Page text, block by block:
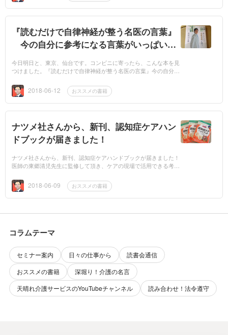
『読むだけで自律神経が整う名医の言葉』
今の自分に参考になる言葉がいっぱいで
今日明日と、東京、仙台です。コンビニに寄ったら、こんな本を見
つけました。『読むだけで自律神経が整う名医の言葉』今の自分に
(^^)
2018-06-12 おススメの書籍
ナツメ社さんから、新刊、認知症ケアハン
ドブックが届きました！
ナツメ社さんから、新刊、認知症ケアハンドブックが届きました！
医師の東郷清児先生に監修して頂き、ケアの現場で活用できる考え
ら、早い...2018-06-09 おススメの書籍
コラムテーマ
セミナー案内 日々の仕事から
読書会通信
おススメの書籍
深堀り！介護の名言
天晴れ介護サービスのYouTubeチャンネル
読み合わせ！法令遵守